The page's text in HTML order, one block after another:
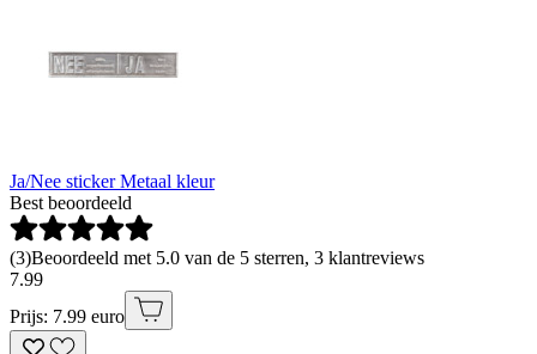
Ja/Nee sticker Metaal kleur
Best beoordeeld
(3)Beoordeeld met 5.0 van de 5 sterren, 3 klantreviews
7.99
Prijs: 7.99 euro